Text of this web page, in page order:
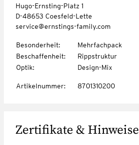
Hugo-Ernsting-Platz 1
D-48653 Coesfeld-Lette
service@ernstings-family.com
Besonderheit:
Mehrfachpack
Beschaffenheit:
Rippstruktur
Optik: Design-Mix
Artikelnummer: 8701310200
Zertifikate & Hinweise